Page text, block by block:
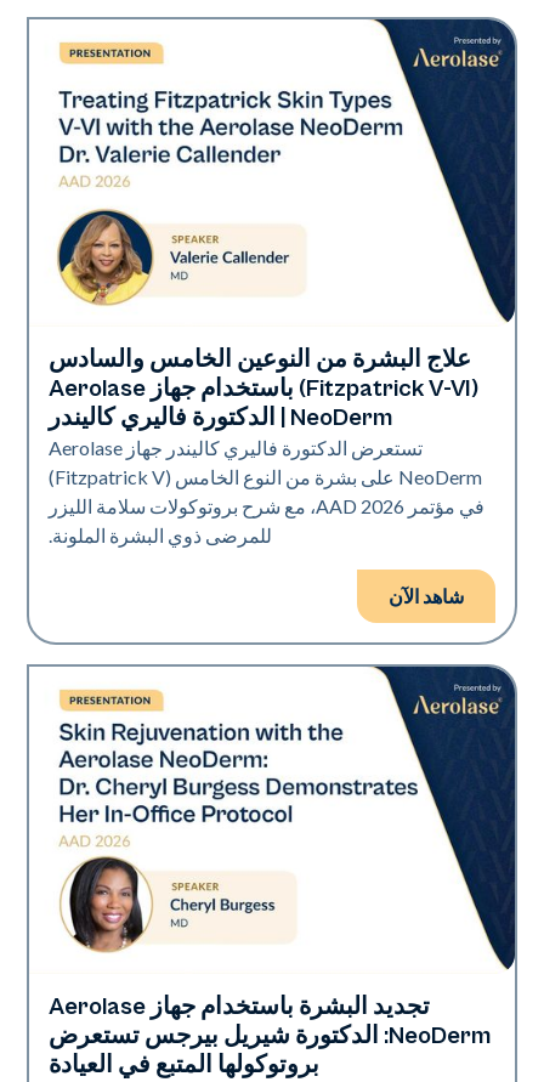
Neo Elite | إهداء
علاج البشرة من النوعين الخامس والسادس
(Fitzpatrick V-VI) باستخدام جهاز Aerolase
NeoDerm | الدكتورة فاليري كاليندر
تستعرض الدكتورة فاليري كاليندر جهاز Aerolase
NeoDerm على بشرة من النوع الخامس (Fitzpatrick V)
في مؤتمر AAD 2026، مع شرح بروتوكولات سلامة الليزر
للمرضى ذوي البشرة الملونة.
شاهد الآن
Neo Elite | إهداء
تجديد البشرة باستخدام جهاز Aerolase
NeoDerm: الدكتورة شيريل بيرجس تستعرض
بروتوكولها المتبع في العيادة